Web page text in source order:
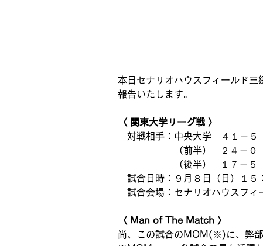
本日セナリオハウスフィールド
報告いたします。
〈 関東大学リーグ戦 〉
対戦相手：中央大学　４１－５
（前半）   ２４－０
（後半）   １７－５
試合日時：９月８日（日）１５
試合会場：セナリオハウスフィ
〈 Man of The Match 〉
尚、この試合のMOM(※)に、弊部